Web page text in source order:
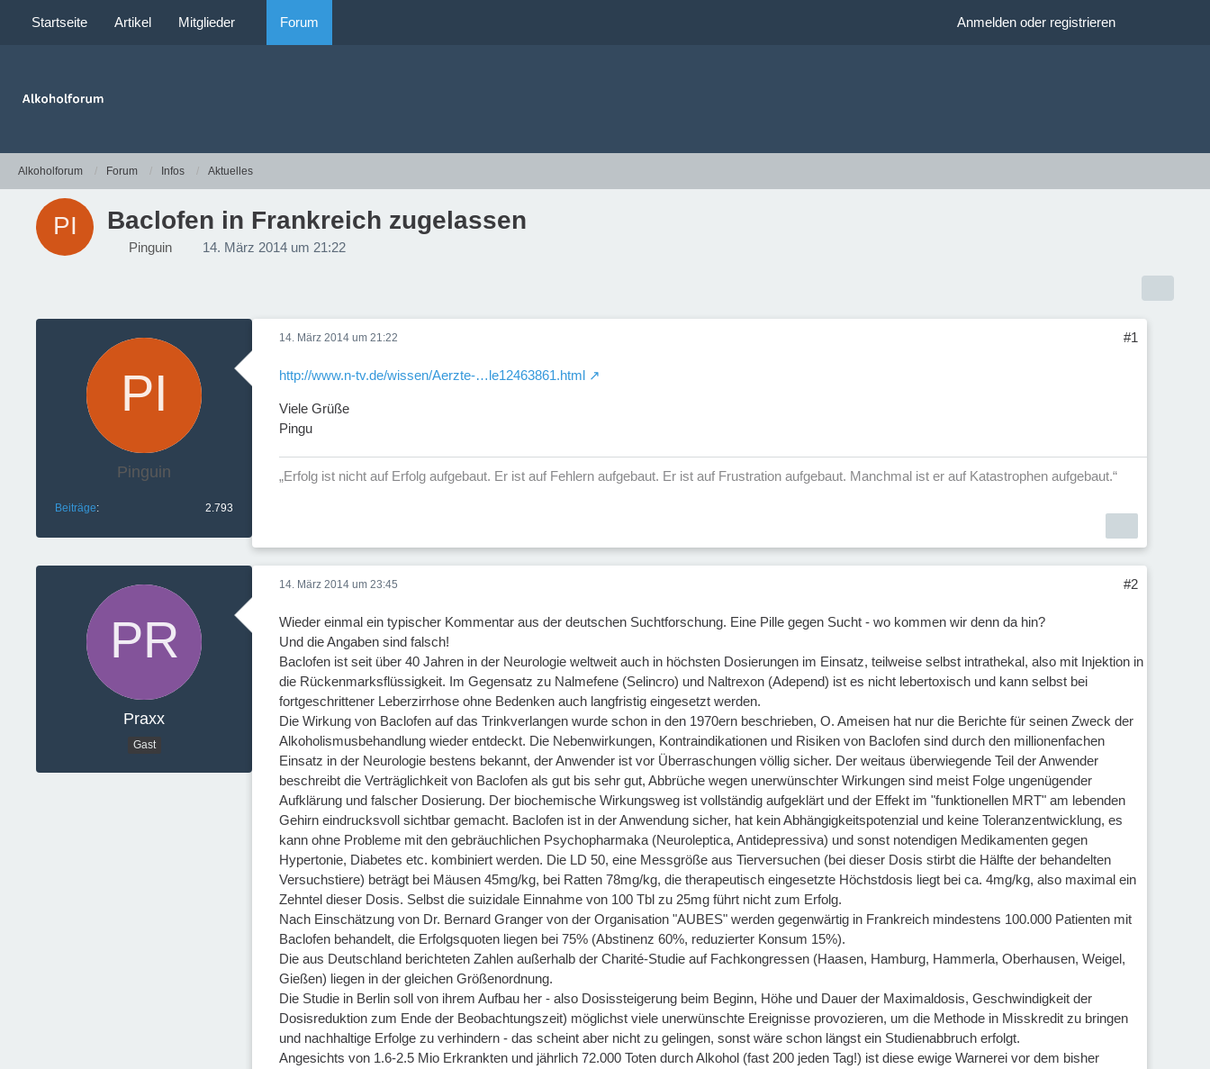
Startseite Artikel Mitglieder Forum Anmelden oder registrieren
Alkoholforum Forum Infos Aktuelles
Baclofen in Frankreich zugelassen
Pinguin 14. März 2014 um 21:22
Pinguin
Beiträge 2.793
14. März 2014 um 21:22 #1
http://www.n-tv.de/wissen/Aerzte-…le12463861.html
Viele Grüße
Pingu
„Erfolg ist nicht auf Erfolg aufgebaut. Er ist auf Fehlern aufgebaut. Er ist auf Frustration aufgebaut. Manchmal ist er auf Katastrophen aufgebaut.“
Praxx
Gast
14. März 2014 um 23:45 #2
Wieder einmal ein typischer Kommentar aus der deutschen Suchtforschung. Eine Pille gegen Sucht - wo kommen wir denn da hin?
Und die Angaben sind falsch!
Baclofen ist seit über 40 Jahren in der Neurologie weltweit auch in höchsten Dosierungen im Einsatz, teilweise selbst intrathekal, also mit Injektion in
die Rückenmarksflüssigkeit. Im Gegensatz zu Nalmefene (Selincro) und Naltrexon (Adepend) ist es nicht lebertoxisch und kann selbst bei
fortgeschrittener Leberzirrhose ohne Bedenken auch langfristig eingesetzt werden.
Die Wirkung von Baclofen auf das Trinkverlangen wurde schon in den 1970ern beschrieben, O. Ameisen hat nur die Berichte für seinen Zweck der
Alkoholismusbehandlung wieder entdeckt. Die Nebenwirkungen, Kontraindikationen und Risiken von Baclofen sind durch den millionenfachen
Einsatz in der Neurologie bestens bekannt, der Anwender ist vor Überraschungen völlig sicher. Der weitaus überwiegende Teil der Anwender
beschreibt die Verträglichkeit von Baclofen als gut bis sehr gut, Abbrüche wegen unerwünschter Wirkungen sind meist Folge ungenügender
Aufklärung und falscher Dosierung. Der biochemische Wirkungsweg ist vollständig aufgeklärt und der Effekt im "funktionellen MRT" am lebenden
Gehirn eindrucksvoll sichtbar gemacht. Baclofen ist in der Anwendung sicher, hat kein Abhängigkeitspotenzial und keine Toleranzentwicklung, es
kann ohne Probleme mit den gebräuchlichen Psychopharmaka (Neuroleptica, Antidepressiva) und sonst notendigen Medikamenten gegen
Hypertonie, Diabetes etc. kombiniert werden. Die LD 50, eine Messgröße aus Tierversuchen (bei dieser Dosis stirbt die Hälfte der behandelten
Versuchstiere) beträgt bei Mäusen 45mg/kg, bei Ratten 78mg/kg, die therapeutisch eingesetzte Höchstdosis liegt bei ca. 4mg/kg, also maximal ein
Zehntel dieser Dosis. Selbst die suizidale Einnahme von 100 Tbl zu 25mg führt nicht zum Erfolg.
Nach Einschätzung von Dr. Bernard Granger von der Organisation "AUBES" werden gegenwärtig in Frankreich mindestens 100.000 Patienten mit
Baclofen behandelt, die Erfolgsquoten liegen bei 75% (Abstinenz 60%, reduzierter Konsum 15%).
Die aus Deutschland berichteten Zahlen außerhalb der Charité-Studie auf Fachkongressen (Haasen, Hamburg, Hammerla, Oberhausen, Weigel,
Gießen) liegen in der gleichen Größenordnung.
Die Studie in Berlin soll von ihrem Aufbau her - also Dosissteigerung beim Beginn, Höhe und Dauer der Maximaldosis, Geschwindigkeit der
Dosisreduktion zum Ende der Beobachtungszeit) möglichst viele unerwünschte Ereignisse provozieren, um die Methode in Misskredit zu bringen
und nachhaltige Erfolge zu verhindern - das scheint aber nicht zu gelingen, sonst wäre schon längst ein Studienabbruch erfolgt.
Angesichts von 1.6-2.5 Mio Erkrankten und jährlich 72.000 Toten durch Alkohol (fast 200 jeden Tag!) ist diese ewige Warnerei vor dem bisher